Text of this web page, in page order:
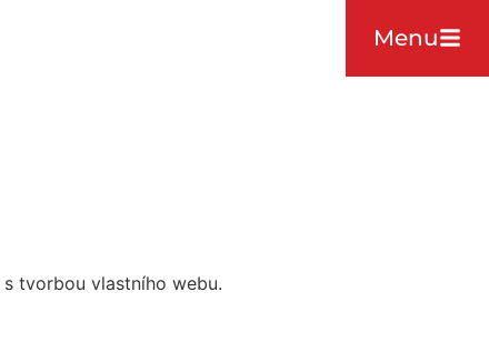
Menu
tvorbou vlastního webu.